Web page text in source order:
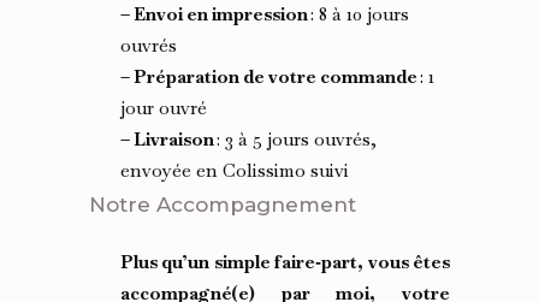
– Envoi en impression: 8 à 10 jours
ouvrés
– Préparation de votre commande: 1
jour ouvré
– Livraison: 3 à 5 jours ouvrés,
envoyée en Colissimo suivi
Notre Accompagnement
Plus qu’un simple faire‑part, vous êtes
accompagné(e) par moi, votre